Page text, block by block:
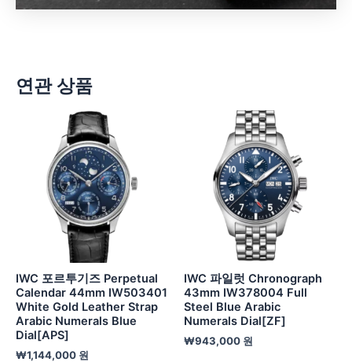
연관 상품
IWC 포르투기즈 Perpetual
Calendar 44mm IW503401
White Gold Leather Strap
Arabic Numerals Blue
Dial[APS]
₩1,144,000 원
IWC 파일럿 Chronograph
43mm IW378004 Full
Steel Blue Arabic
Numerals Dial[ZF]
₩943,000 원